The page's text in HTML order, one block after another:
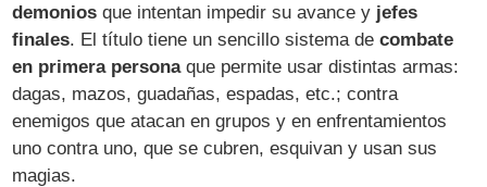
demonios que intentan impedir su avance y jefes
finales. El título tiene un sencillo sistema decombate
en primera personaque permite usar distintas armas:
dagas, mazos, guadañas, espadas, etc.; contra
enemigos que atacan en grupos y en enfrentamientos
uno contra uno, que se cubren, esquivan y usan sus
magias.